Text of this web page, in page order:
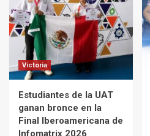
Victoria
Estudiantes de la UAT
ganan bronce en la
Final Iberoamericana de
Infomatrix 2026